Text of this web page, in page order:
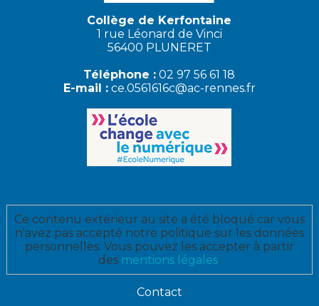
Collège de Kerfontaine
1 rue Léonard de Vinci
56400 PLUNERET
Téléphone : 02 97 56 61 18
E-mail : ce.0561616c@ac-rennes.fr
Ce contenu extérieur au site a été bloqué car vous
n'avez pas accepté notre politique sur les données
personnelles. Vous pouvez les accepter à partir
des mentions légales.
Contact